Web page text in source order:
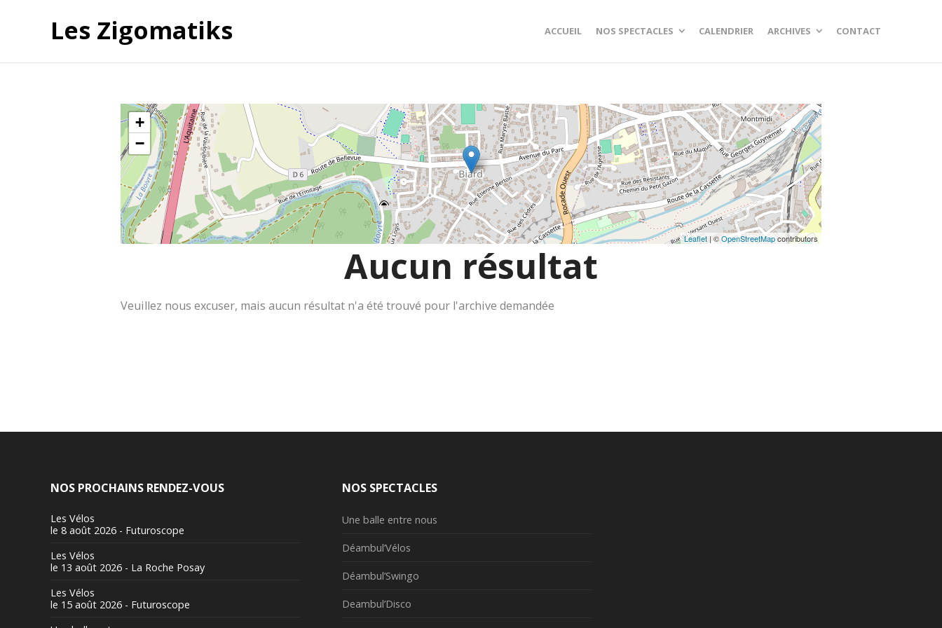
Les Zigomatiks ACCUEIL NOS SPECTACLES CALENDRIER ARCHIVES CONTACT
+
−
Leaflet | ©OpenStreetMapcontributors
Aucun résultat
Veuillez nous excuser, mais aucun résultat n'a été trouvé pour l'archive demandée
NOS PROCHAINS RENDEZ-VOUS
Les Vélos
le 8 août 2026 - Futuroscope
Les Vélos
le 13 août 2026 - La Roche Posay
Les Vélos
le 15 août 2026 - Futuroscope
NOS SPECTACLES
Une balle entre nous
Déambul’Vélos
Déambul’Swingo
Deambul’Disco